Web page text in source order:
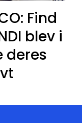
Find
blev i
deres